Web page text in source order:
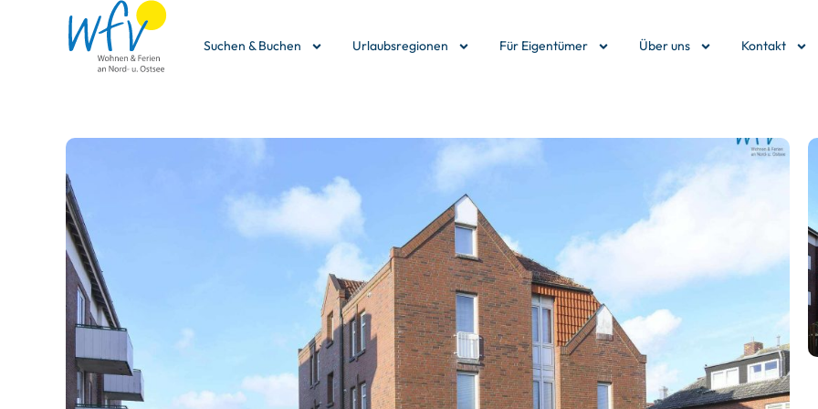
Suchen & Buchen Urlaubsregionen Für Eigentümer Über uns Kontakt